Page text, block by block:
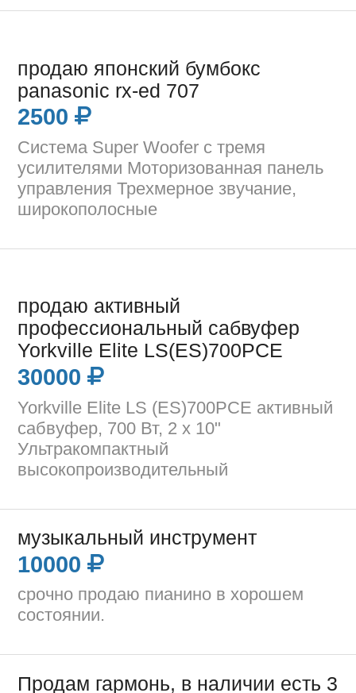
продаю японский бумбокс
panasonic rx-ed 707
2500
Система Super Woofer с тремя
усилителями Моторизованная панель
управления Трехмерное звучание,
широкополосные
продаю активный
профессиональный сабвуфер
Yorkville Elite LS(ES)700PCE
30000
Yorkville Elite LS (ES)700PCE активный
сабвуфер, 700 Вт, 2 x 10"
Ультракомпактный
высокопроизводительный
музыкальный инструмент
10000
срочно продаю пианино в хорошем
состоянии.
Продам гармонь, в наличии есть 3